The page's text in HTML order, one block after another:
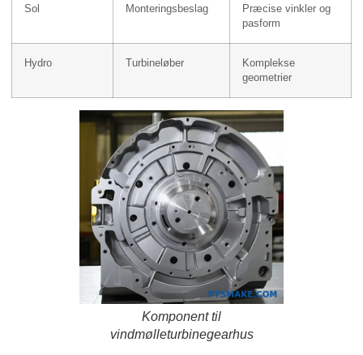
Sol Monteringsbeslag
Præcise vinkler og
pasform
Hydro Turbineløber
Komplekse
geometrier
Komponent til
vindmølleturbinegearhus